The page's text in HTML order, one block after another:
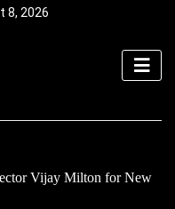
8, 2026
Vijay Milton for New